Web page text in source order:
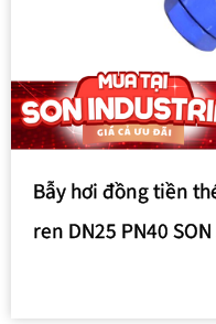
Bẫy hơi đồng tiền
ren DN25 PN40 SON